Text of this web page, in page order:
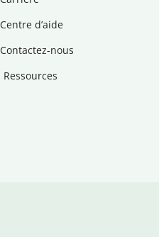
Centre d’aide
Contactez-nous
Ressources